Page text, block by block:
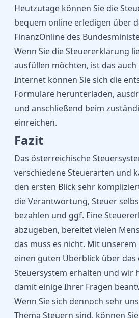
Heutzutage können Sie die
bequem online erledigen über
FinanzOnline des
Wenn Sie die Steuererklärung
ausfüllen möchten, ist das
Internet können Sie sich die
Formulare herunterladen,
und anschließend beim
einreichen.
Fazit
Das österreichische
verschiedene Steuerarten und
den ersten Blick sehr
die Verantwortung, Steuer
bezahlen und ggf. Eine
abzugeben, bereitet vielen
das muss es nicht. Mit
einen guten Überblick über
Steuersystem erhalten und wir
damit einige Ihrer Fragen
Wenn Sie sich dennoch sehr
Thema Steuern sind, können